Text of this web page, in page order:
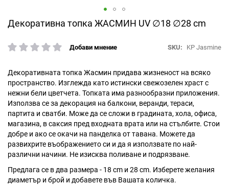
Декоративна топка ЖАСМИН UV ∅18 ∅28 cm
рейтинг:
Добави мнение SKU KP Jasmine
Декоративната топка Жасмин придава жизненост на всяко
пространство. Изглежда като истински свежозелен храст с
нежни бели цветчета. Топката има разнообразни приложения.
Използва се за декорация на балкони, веранди, тераси,
партита и сватби. Може да се сложи в градината, хола, офиса,
магазина, в саксия пред входната врата или на стълбите. Стои
добре и ако се окачи на панделка от тавана. Можете да
развихрите въображението си и да я използвате по най-
различни начини. Не изисква поливане и подрязване.
Предлага се в два размера - 18 cm и 28 cm. Изберете желания
диаметър и брой и добавете във Вашата количка.
Преминете
началото
на
със
снимки